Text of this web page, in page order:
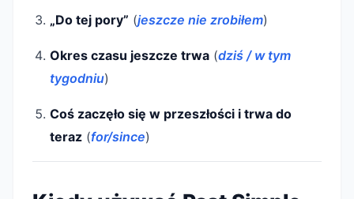
„Do tej pory” (jeszcze nie zrobiłem)
Okres czasu jeszcze trwa(dziś / w tym
tygodniu)
Coś zaczęło się w przeszłości i trwa do
teraz(for/since)